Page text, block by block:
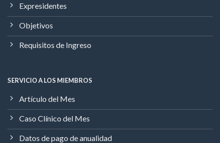
Expresidentes
Objetivos
Requisitos de Ingreso
SERVICIO A LOS MIEMBROS
Artículo del Mes
Caso Clínico del Mes
Datos de pago de anualidad